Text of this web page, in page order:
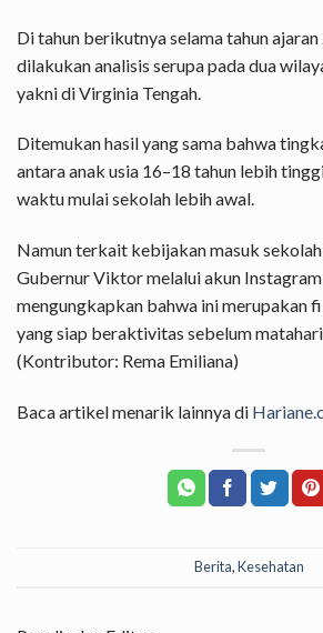
Di tahun berikutnya selama tahun
dilakukan analisis serupa pada dua
yakni di Virginia Tengah.
Ditemukan hasil yang sama bahwa
antara anak usia 16–18 tahun lebih
waktu mulai sekolah lebih awal.
Namun terkait kebijakan masuk
Gubernur Viktor melalui akun
mengungkapkan bahwa ini merupakan
yang siap beraktivitas sebelum
(Kontributor: Rema Emiliana)
Baca artikel menarik lainnya di
Berita,Kesehatan